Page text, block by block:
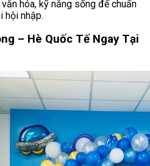
hóa, kỹ năng sống để chuẩn
hội nhập.
– Hè Quốc Tế Ngay Tại